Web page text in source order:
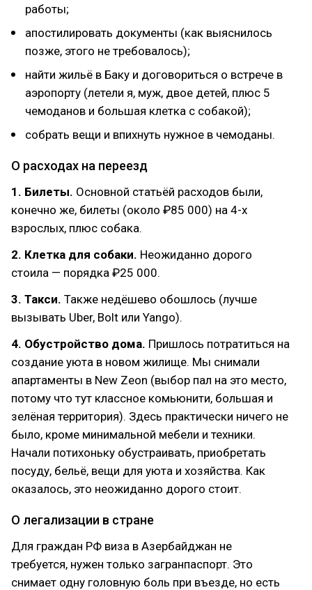
работы;
апостилировать документы (как выяснилось
позже, этого не требовалось);
найти жильё в Баку и договориться о встрече в
аэропорту (летели я, муж, двое детей, плюс 5
чемоданов и большая клетка с собакой);
собрать вещи и впихнуть нужное в чемоданы.
О расходах на переезд
1. Билеты. Основной статьёй расходов были,
конечно же, билеты (около ₽85 000) на 4-х
взрослых, плюс собака.
2. Клетка для собаки. Неожиданно дорого
стоила — порядка ₽25 000.
3. Такси. Также недёшево обошлось (лучше
вызывать Uber, Bolt или Yango).
4. Обустройство дома. Пришлось потратиться на
создание уюта в новом жилище. Мы снимали
апартаменты в New Zeon (выбор пал на это место,
потому что тут классное комьюнити, большая и
зелёная территория). Здесь практически ничего не
было, кроме минимальной мебели и техники.
Начали потихоньку обустраивать, приобретать
посуду, бельё, вещи для уюта и хозяйства. Как
оказалось, это неожиданно дорого стоит.
О легализации в стране
Для граждан РФ виза в Азербайджан не
требуется, нужен только загранпаспорт. Это
снимает одну головную боль при въезде, но есть